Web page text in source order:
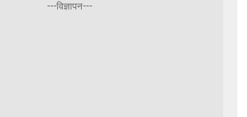
---विज्ञापन---